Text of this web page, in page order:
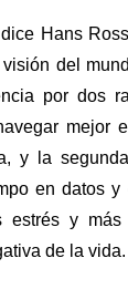
Hans
visión del
por dos
mejor
y la
en datos y
estrés y
de la vida.